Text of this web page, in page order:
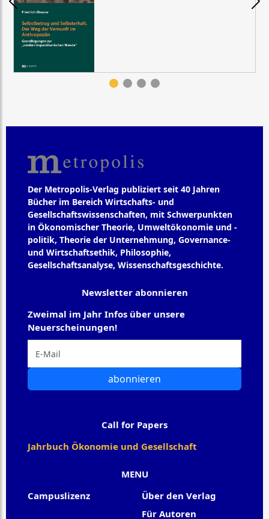
Der Metropolis-Verlag publiziert seit 40 Jahren
Bücher im Bereich Wirtschafts- und
Gesellschaftswissenschaften, mit Schwerpunkten
in Ökonomischer Theorie, Umweltökonomie und -
politik, Theorie der Unternehmung, Governance-
und Wirtschaftsethik, Philosophie,
Gesellschaftsanalyse, Wissenschaftsgeschichte.
MENU
Campuslizenz
Über den Verlag
Für Autoren
Newsletter abonnieren
Zweimal im Jahr Infos über unsere
Neuerscheinungen!
abonnieren
Call for Papers
Jahrbuch Ökonomie und Gesellschaft